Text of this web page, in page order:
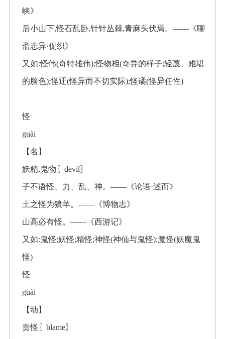
峡》
后小山下,怪石乱卧,针针丛棘,青麻头伏焉。——《聊
斋志异·促织》
又如:怪伟(奇特雄伟);怪物相(奇异的样子;轻蔑、难堪
的脸色);怪迂(怪异而不切实际);怪谲(怪异任性)
怪
guài
【名】
妖精,鬼物〖devil〗
子不语怪、力、乱、神。——《论语·述而》
土之怪为獖羊。——《博物志》
山高必有怪。——《西游记》
又如:鬼怪;妖怪;精怪;神怪(神仙与鬼怪);魔怪(妖魔鬼
怪)
怪
guài
【动】
责怪〖blame〗